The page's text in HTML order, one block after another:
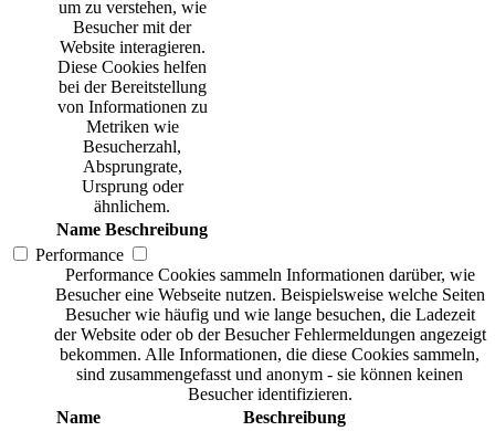
um zu verstehen, wie
Besucher mit der
Website interagieren.
Diese Cookies helfen
bei der Bereitstellung
von Informationen zu
Metriken wie
Besucherzahl,
Absprungrate,
Ursprung oder
ähnlichem.
Name Beschreibung
Performance
Performance Cookies sammeln Informationen darüber, wie
Besucher eine Webseite nutzen. Beispielsweise welche Seiten
Besucher wie häufig und wie lange besuchen, die Ladezeit
der Website oder ob der Besucher Fehlermeldungen angezeigt
bekommen. Alle Informationen, die diese Cookies sammeln,
sind zusammengefasst und anonym - sie können keinen
Besucher identifizieren.
Name
Beschreibung